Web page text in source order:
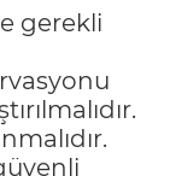
gerekli